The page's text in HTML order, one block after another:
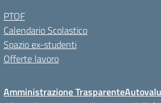
PTOF
Calendario Scolastico
Spazio ex-studenti
Offerte lavoro
Amministrazione Trasparente